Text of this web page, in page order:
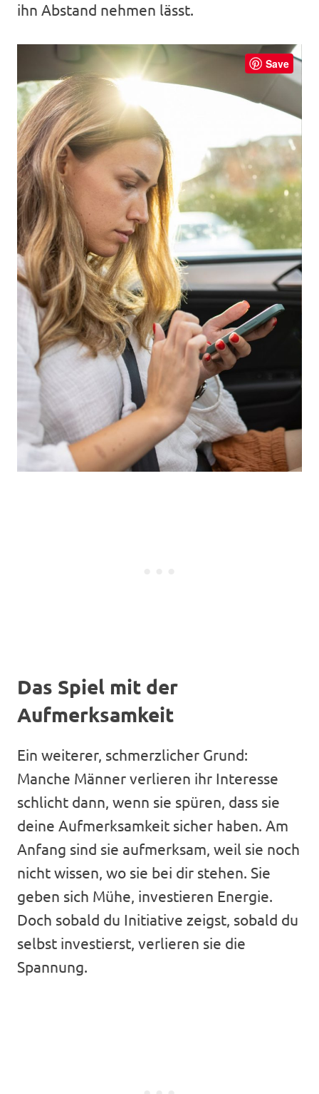
ihn Abstand nehmen lässt.
Save
Das Spiel mit der
Aufmerksamkeit
Ein weiterer, schmerzlicher Grund:
Manche Männer verlieren ihr Interesse
schlicht dann, wenn sie spüren, dass sie
deine Aufmerksamkeit sicher haben. Am
Anfang sind sie aufmerksam, weil sie noch
nicht wissen, wo sie bei dir stehen. Sie
geben sich Mühe, investieren Energie.
Doch sobald du Initiative zeigst, sobald du
selbst investierst, verlieren sie die
Spannung.